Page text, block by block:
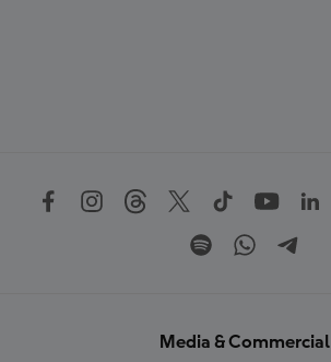
Media & Commercial